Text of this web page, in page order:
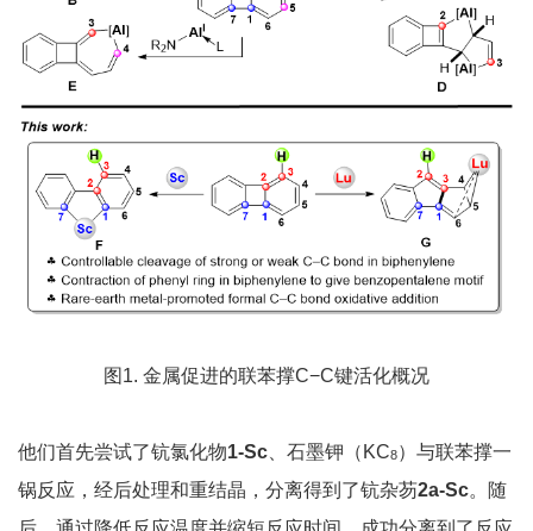
图1. 金属促进的联苯撑C−C键活化概况
他们首先尝试了钪氯化物1-Sc 、石墨钾（KC8）与联苯撑一
锅反应，经后处理和重结晶，分离得到了钪杂芴2a-Sc。随